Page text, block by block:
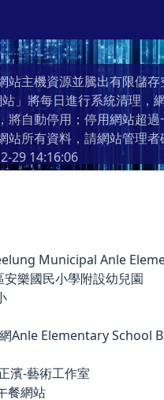
站主機資源並騰出有限儲
」將每日進行系統清理，
將自動停用；停用網站超過
站所有資料，請網站管理
29 14:16:06
Municipal Anle
樂國民小學附設幼兒園
Anle Elementary School
濱-藝術工作室
餐網站